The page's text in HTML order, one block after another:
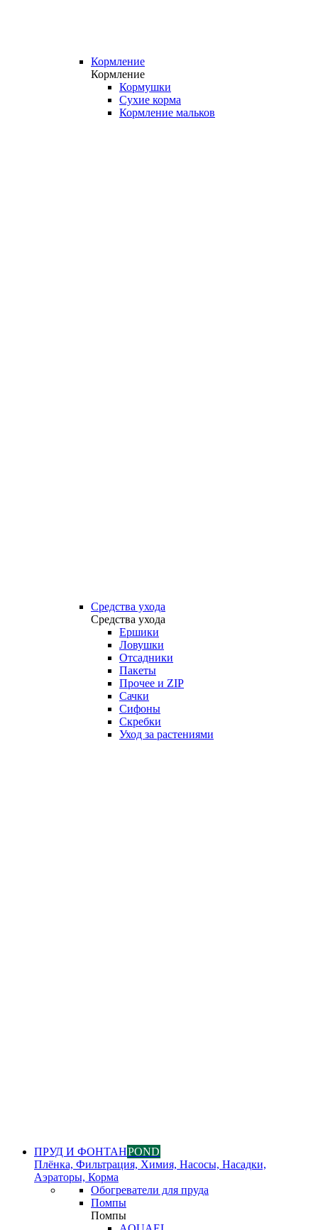
Кормление
Кормление
Кормушки
Сухие корма
Кормление мальков
Средства ухода
Средства ухода
Ершики
Ловушки
Отсадники
Пакеты
Прочее и ZIP
Сачки
Сифоны
Скребки
Уход за растениями
ПРУД И ФОНТАНPOND
Плёнка, Фильтрация, Химия, Насосы, Насадки,
Аэраторы, Корма
Обогреватели для пруда
Помпы
Помпы